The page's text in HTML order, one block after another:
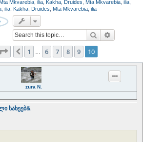
Mta Mkvarebia ilia Kakha Druides Mta Mkvarebia ilia
ilia Kakha Druides Mta Mkvarebia ilia
Search
Page 10 10
Previous
1 6 7 8 9 10
zura N.
სახეებ&